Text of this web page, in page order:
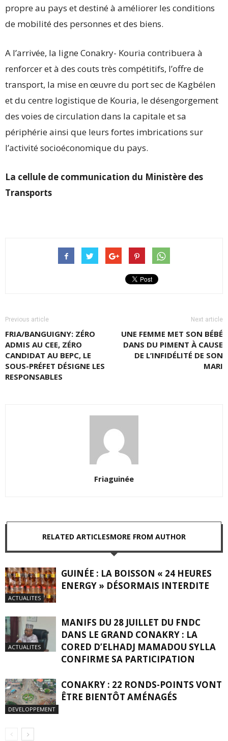
propre au pays et destiné à améliorer les conditions
de mobilité des personnes et des biens.
A l’arrivée, la ligne Conakry- Kouria contribuera à
renforcer et à des couts très compétitifs, l’offre de
transport, la mise en œuvre du port sec de Kagbélen
et du centre logistique de Kouria, le désengorgement
des voies de circulation dans la capitale et sa
périphérie ainsi que leurs fortes imbrications sur
l’activité socioéconomique du pays.
La cellule de communication du Ministère des
Transports
Previous article
FRIA/BANGUIGNY: ZÉRO
ADMIS AU CEE, ZÉRO
CANDIDAT AU BEPC, LE
SOUS-PRÉFET DÉSIGNE LES
RESPONSABLES
Next article
UNE FEMME MET SON BÉBÉ
DANS DU PIMENT À CAUSE
DE L’INFIDÉLITÉ DE SON
MARI
Friaguinée
RELATED ARTICLESMORE FROM AUTHOR
ACTUALITES
GUINÉE : LA BOISSON « 24 HEURES
ENERGY » DÉSORMAIS INTERDITE
ACTUALITES
MANIFS DU 28 JUILLET DU FNDC
DANS LE GRAND CONAKRY : LA
CORED D’ELHADJ MAMADOU SYLLA
CONFIRME SA PARTICIPATION
DEVELOPPEMENT
CONAKRY : 22 RONDS-POINTS VONT
ÊTRE BIENTÔT AMÉNAGÉS